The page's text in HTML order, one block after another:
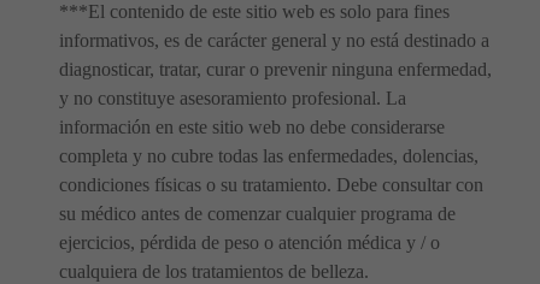
***El contenido de este sitio web es solo para fines
informativos, es de carácter general y no está destinado a
diagnosticar, tratar, curar o prevenir ninguna enfermedad,
y no constituye asesoramiento profesional. La
información en este sitio web no debe considerarse
completa y no cubre todas las enfermedades, dolencias,
condiciones físicas o su tratamiento. Debe consultar con
su médico antes de comenzar cualquier programa de
ejercicios, pérdida de peso o atención médica y / o
cualquiera de los tratamientos de belleza.